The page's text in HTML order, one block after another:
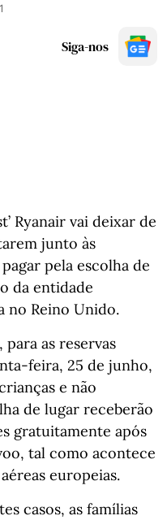
Siga-nos
Ryanair vai deixar de
junto às
pela escolha de
da entidade
no Reino Unido.
as reservas
feira, 25 de junho,
e não
de lugar receberão
gratuitamente após
tal como acontece
europeias.
casos, as famílias